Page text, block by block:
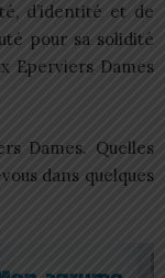
d’identité et de
pour sa solidité
Eperviers Dames
Dames. Quelles
dans quelques